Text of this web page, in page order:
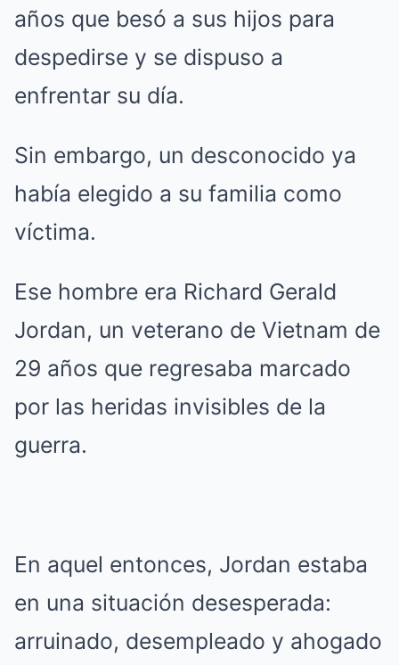
años que besó a sus hijos para
despedirse y se dispuso a
enfrentar su día.
Sin embargo, un desconocido ya
había elegido a su familia como
víctima.
Ese hombre era Richard Gerald
Jordan, un veterano de Vietnam de
29 años que regresaba marcado
por las heridas invisibles de la
guerra.
En aquel entonces, Jordan estaba
en una situación desesperada:
arruinado, desempleado y ahogado